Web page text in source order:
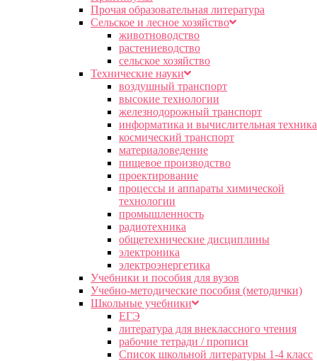
Прочая образовательная литература
Сельское и лесное хозяйство
животноводство
растениеводство
сельское хозяйство
Технические науки
воздушный транспорт
высокие технологии
железнодорожный транспорт
информатика и вычислительная техника
космический транспорт
материаловедение
пищевое производство
проектирование
процессы и аппараты химической
технологии
промышленность
радиотехника
общетехнические дисциплины
электроника
электроэнергетика
Учебники и пособия для вузов
Учебно-методические пособия (методички)
Школьные учебники
ЕГЭ
литература для внеклассного чтения
рабочие тетради / прописи
Список школьной литературы 1-4 класс